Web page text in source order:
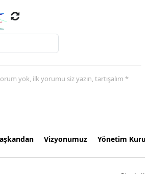
yok, ilk yorumu siz yazın, tartışalım *
Vizyonumuz Yönetim